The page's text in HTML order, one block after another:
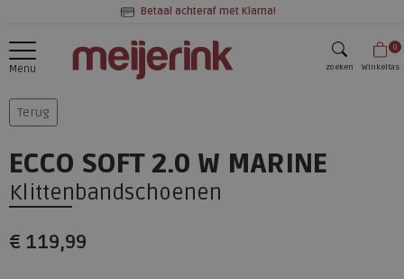
Betaal achteraf met Klarna!
Menu zoeken
0
Winkeltas
Terug
ECCO SOFT 2.0 W MARINE
Klittenbandschoenen
€ 119,99